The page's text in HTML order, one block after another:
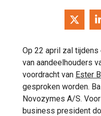
Op 22 april zal
van aandeelhouders
voordracht van Ester
gesproken worden.
Novozymes A/S.
business president